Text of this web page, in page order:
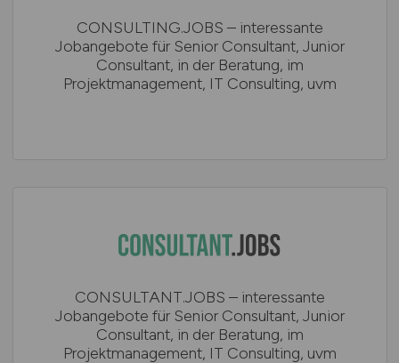
CONSULTING.JOBS – interessante
Jobangebote für Senior Consultant, Junior
Consultant, in der Beratung, im
Projektmanagement, IT Consulting, uvm
CONSULTANT.JOBS – interessante
Jobangebote für Senior Consultant, Junior
Consultant, in der Beratung, im
Projektmanagement, IT Consulting, uvm